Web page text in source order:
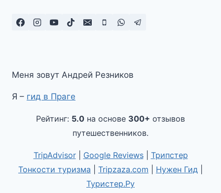
Меня зовут Андрей Резников
Я – гид в Праге
Рейтинг: 5.0 на основе 300+ отзывов
путешественников.
TripAdvisor| Google Reviews| Трипстер
Тонкости туризма
Tripzaza.com Нужен Гид
Туристер.Ру